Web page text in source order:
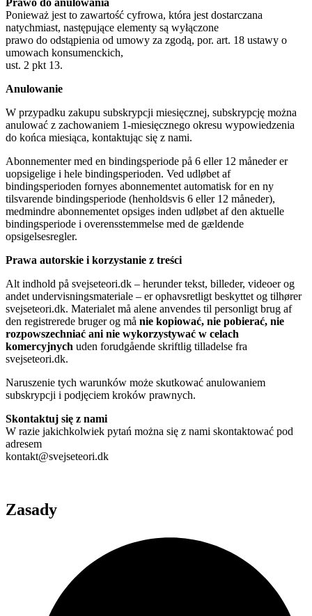
Ponieważ jest to zawartość cyfrowa, która jest dostarczana
natychmiast, następujące elementy są wyłączone
prawo do odstąpienia od umowy za zgodą, por. art. 18 ustawy o
umowach konsumenckich,
ust. 2 pkt 13.
Anulowanie
W przypadku zakupu subskrypcji miesięcznej, subskrypcję można
anulować z zachowaniem 1-miesięcznego okresu wypowiedzenia
do końca miesiąca, kontaktując się z nami.
Abonnementer med en bindingsperiode på 6 eller 12 måneder er
uopsigelige i hele bindingsperioden. Ved udløbet af
bindingsperioden fornyes abonnementet automatisk for en ny
tilsvarende bindingsperiode (henholdsvis 6 eller 12 måneder),
medmindre abonnementet opsiges inden udløbet af den aktuelle
bindingsperiode i overensstemmelse med de gældende
opsigelsesregler.
Prawa autorskie i korzystanie z treści
Alt indhold på svejseteori.dk – herunder tekst, billeder, videoer og
andet undervisningsmateriale – er ophavsretligt beskyttet og tilhører
svejseteori.dk. Materialet må alene anvendes til personligt brug af
den registrerede bruger og må nie kopiować, nie pobierać, nie
rozpowszechniać ani nie wykorzystywać w celach
komercyjnych uden forudgående skriftlig tilladelse fra
svejseteori.dk.
Naruszenie tych warunków może skutkować anulowaniem
subskrypcji i podjęciem kroków prawnych.
Skontaktuj się z nami
W razie jakichkolwiek pytań można się z nami skontaktować pod
adresem
kontakt@svejseteori.dk
Zasady